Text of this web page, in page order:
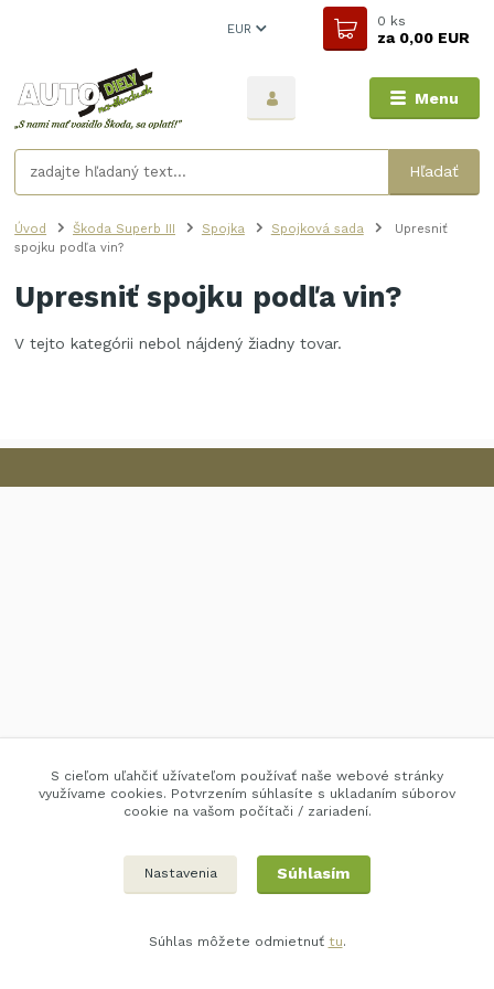
Menu
EUR
Hľadať
0 ks
za0,00 EUR
Úvod Škoda Superb III Spojka Spojková sada
Upresniť
spojku podľa vin?
Upresniť spojku podľa vin?
V tejto kategórii nebol nájdený žiadny tovar.
S cieľom uľahčiť užívateľom používať naše webové stránky
využívame cookies. Potvrzením súhlasíte s ukladaním súborov
cookie na vašom počítači / zariadení.
Nastavenia Súhlasím
Súhlas môžete odmietnuť tu.